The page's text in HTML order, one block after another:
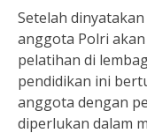
Setelah
anggota Polri
pelatihan di
pendidikan ini
anggota dengan
diperlukan dalam